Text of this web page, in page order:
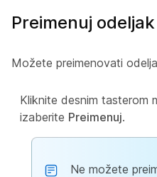
Preimenuj odeljak
Možete preimenovati
Kliknite desnim tasterom
izaberite Preimenuj.
Ne možete